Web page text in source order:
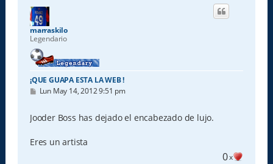
marraskilo
Legendario
¡QUE GUAPA ESTA LA WEB !
M
s
a
e
Lun May 14, 2012 9:51 pm
Jooder Boss has dejado el encabezado de lujo.
Eres un artista
0x